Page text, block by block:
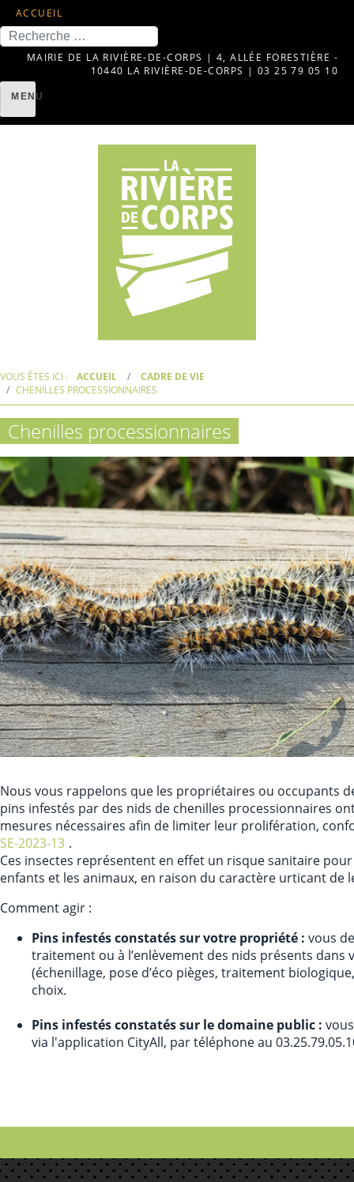
ACCUEIL
Recherche
MAIRIE DE LA RIVIÈRE-DE-CORPS | 4, ALLÉE FORESTIÈRE -
10440 LA RIVIÈRE-DE-CORPS | 03 25 79 05 10
VOUS ÊTES ICI : ACCUEIL
CADRE DE VIE
CHENILLES PROCESSIONNAIRES
Chenilles processionnaires
Nous vous rappelons que les propriétaires ou occupants
pins infestés par des nids de chenilles processionnaires
mesures nécessaires afin de limiter leur prolifération,
SE-2023-13 .
Ces insectes représentent en effet un risque sanitaire
enfants et les animaux, en raison du caractère urticant de
Comment agir :
Pins infestés constatés sur votre propriété : vous
traitement ou à l’enlèvement des nids présents
(échenillage, pose d’éco pièges, traitement
choix.
Pins infestés constatés sur le domaine public :
via l'application CityAll, par téléphone au